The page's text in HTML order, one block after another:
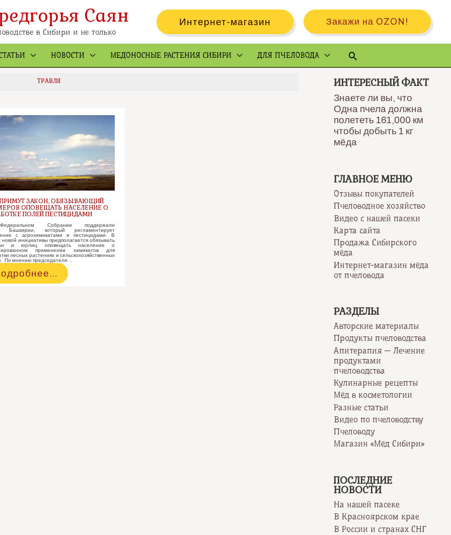
Саян
в Сибири и не только
Интернет-магазин Закажи на OZON!
НОВОСТИ МЕДОНОСНЫЕ РАСТЕНИЯ СИБИРИ ДЛЯ ПЧЕЛОВОДА Поиск
ТРАВЛЯ
ЗАКОН, ОБЯЗЫВАЮЩИЙ
ОПОВЕЩАТЬ НАСЕЛЕНИЕ О
ПОЛЕЙ ПЕСТИЦИДАМИ
Собрании поддержали
Башкирии, который регламентирует
с агрохимикатами и пестицидами. В
новой инициативы предполагается обязывать
и юрлиц оповещать население о
применении химикатов для
лесных растениях и сельскохозяйственных
По мнению председателя …
ИНТЕРЕСНЫЙ ФАКТ
Знаете ли вы, что
Одна пчела должна
полететь 161,000 км
чтобы добыть 1 кг
мёда
ГЛАВНОЕ МЕНЮ
Отзывы покупателей
Пчеловодное хозяйство
Видео с нашей пасеки
Карта сайта
Продажа Сибирского
мёда
Интернет-магазин мёда
от пчеловода
РАЗДЕЛЫ
Авторские материалы
Продукты пчеловодства
Апитерапия — Лечение
продуктами
пчеловодства
Кулинарные рецепты
Мёд в косметологии
Разные статьи
Видео по пчеловодству
Пчеловоду
Магазин «Мёд Сибири»
ПОСЛЕДНИЕ
НОВОСТИ
На нашей пасеке
В Красноярском крае
В России и странах СНГ